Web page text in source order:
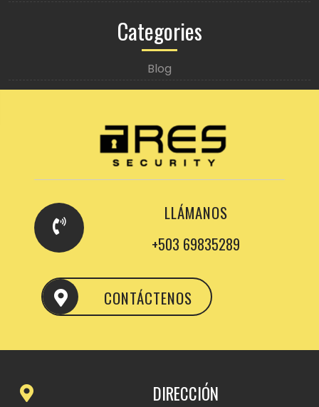
Categories
Blog
LLÁMANOS
+503 69835289
CONTÁCTENOS
DIRECCIÓN